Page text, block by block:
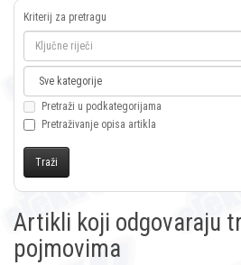
Kriterij za pretragu
Pretraži u podkategorijama
Pretraživanje opisa artikla
Artikli koji odgovaraju
pojmovima